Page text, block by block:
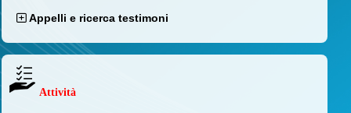
Appelli e ricerca testimoni
Attività